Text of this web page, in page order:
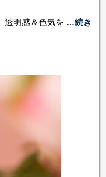
透明感＆色気を …続き